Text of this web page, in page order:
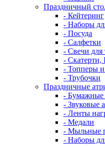
Праздничный
- Кейтеринг
- Наборы
- Посуда
- Салфетки
- Свечи для
- Скатерти,
- Топперы
- Трубочки
Праздничные
- Бумажные
- Звуковые
- Ленты
- Медали
- Мыльные
- Наборы